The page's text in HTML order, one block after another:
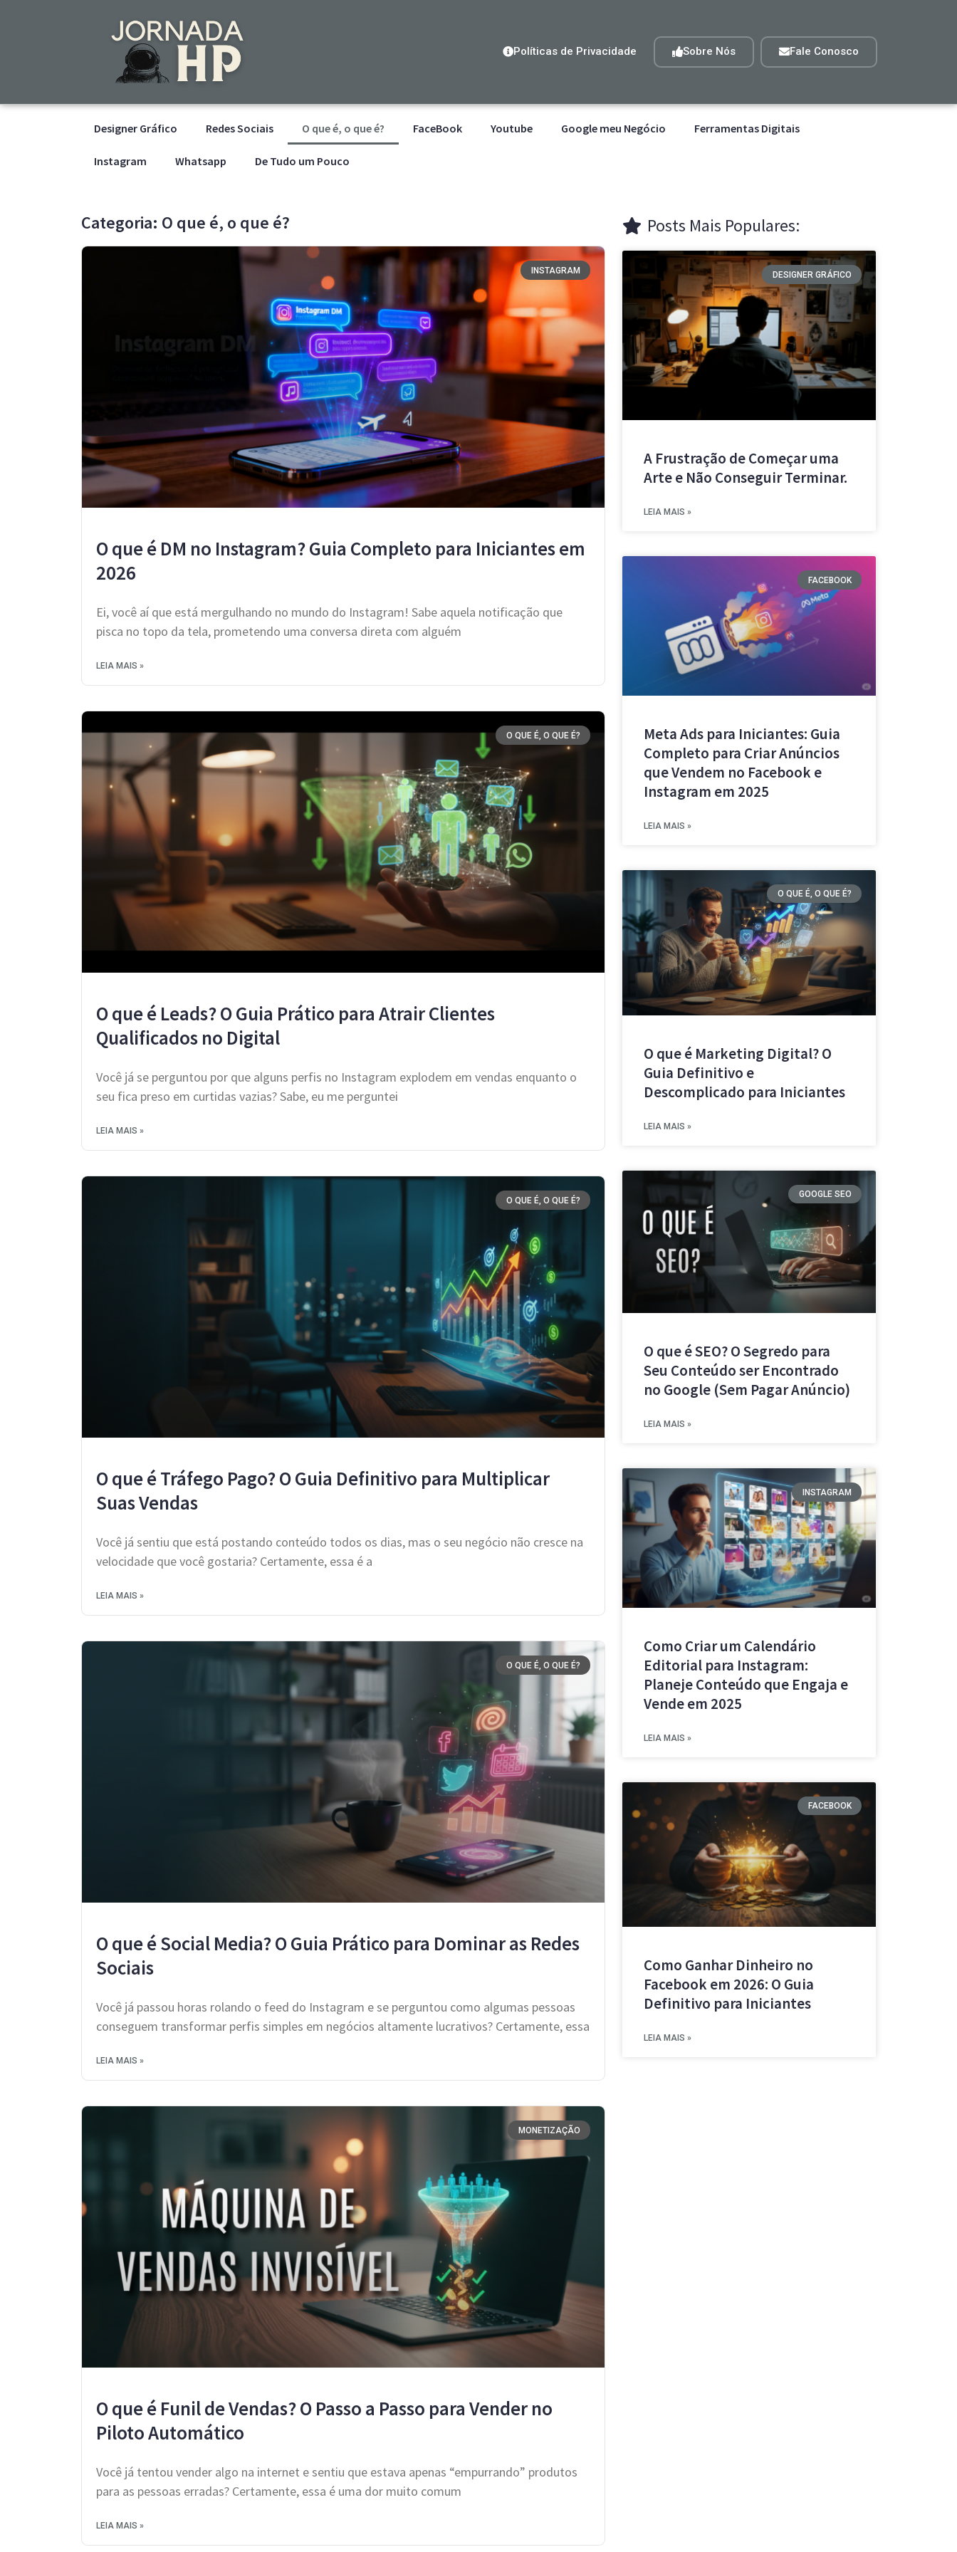
Políticas de Privacidade Sobre Nós Fale Conosco
Designer Gráfico Redes Sociais O que é, o que é? FaceBook Youtube Google meu Negócio Ferramentas Digitais
Instagram Whatsapp De Tudo um Pouco
Categoria: O que é, o que é?
INSTAGRAM
O que é DM no Instagram? Guia Completo para Iniciantes em
2026
Ei, você aí que está mergulhando no mundo do Instagram! Sabe aquela notificação que
pisca no topo da tela, prometendo uma conversa direta com alguém
LEIA MAIS »
O QUE É, O QUE É?
O que é Leads? O Guia Prático para Atrair Clientes
Qualificados no Digital
Você já se perguntou por que alguns perfis no Instagram explodem em vendas enquanto o
seu fica preso em curtidas vazias? Sabe, eu me perguntei
LEIA MAIS »
O QUE É, O QUE É?
O que é Tráfego Pago? O Guia Definitivo para Multiplicar
Suas Vendas
Você já sentiu que está postando conteúdo todos os dias, mas o seu negócio não cresce na
velocidade que você gostaria? Certamente, essa é a
LEIA MAIS »
O QUE É, O QUE É?
O que é Social Media? O Guia Prático para Dominar as Redes
Sociais
Você já passou horas rolando o feed do Instagram e se perguntou como algumas pessoas
conseguem transformar perfis simples em negócios altamente lucrativos? Certamente, essa
LEIA MAIS »
MONETIZAÇÃO
O que é Funil de Vendas? O Passo a Passo para Vender no
Piloto Automático
Você já tentou vender algo na internet e sentiu que estava apenas “empurrando” produtos
para as pessoas erradas? Certamente, essa é uma dor muito comum
LEIA MAIS »
Posts Mais Populares:
DESIGNER GRÁFICO
A Frustração de Começar uma
Arte e Não Conseguir Terminar.
LEIA MAIS »
FACEBOOK
Meta Ads para Iniciantes: Guia
Completo para Criar Anúncios
que Vendem no Facebook e
Instagram em 2025
LEIA MAIS »
O QUE É, O QUE É?
O que é Marketing Digital? O
Guia Definitivo e
Descomplicado para Iniciantes
LEIA MAIS »
GOOGLE SEO
O que é SEO? O Segredo para
Seu Conteúdo ser Encontrado
no Google (Sem Pagar Anúncio)
LEIA MAIS »
INSTAGRAM
Como Criar um Calendário
Editorial para Instagram:
Planeje Conteúdo que Engaja e
Vende em 2025
LEIA MAIS »
FACEBOOK
Como Ganhar Dinheiro no
Facebook em 2026: O Guia
Definitivo para Iniciantes
LEIA MAIS »